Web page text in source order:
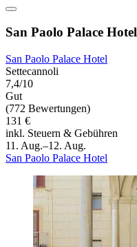
San Paolo Palace Hotel
San Paolo Palace Hotel
Settecannoli
7,4/10
Gut
(772 Bewertungen)
131 €
inkl. Steuern & Gebühren
11. Aug.–12. Aug.
San Paolo Palace Hotel